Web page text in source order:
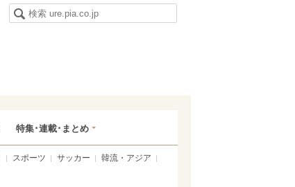
特集･連載･まとめ
スポーツ サッカー
韓流・アジア